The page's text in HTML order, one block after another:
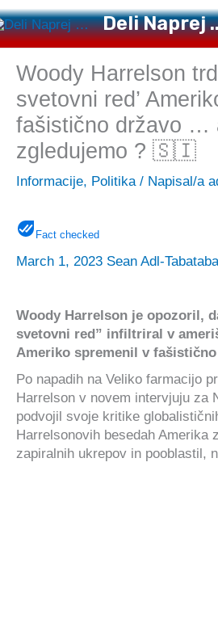
Preskoči
na
vsebino
Deli Naprej
Woody Harrelson
svetovni red’
fašistično državo …
zgledujemo ? 🇸🇮
Informacije, Politika/ Napisal/a
Fact checked
March 1, 2023 Sean Adl-
Woody Harrelson je opozoril,
svetovni red” infiltriral v
Ameriko spremenil v
Po napadih na Veliko farmacijo
Harrelson v novem intervjuju za
podvojil svoje kritike
Harrelsonovih besedah Amerika
zapiralnih ukrepov in pooblastil,